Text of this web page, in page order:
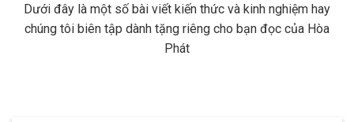
Dưới đây là một số bài viết kiến thức và kinh nghiệm hay
chúng tôi biên tập dành tặng riêng cho bạn đọc của Hòa
Phát